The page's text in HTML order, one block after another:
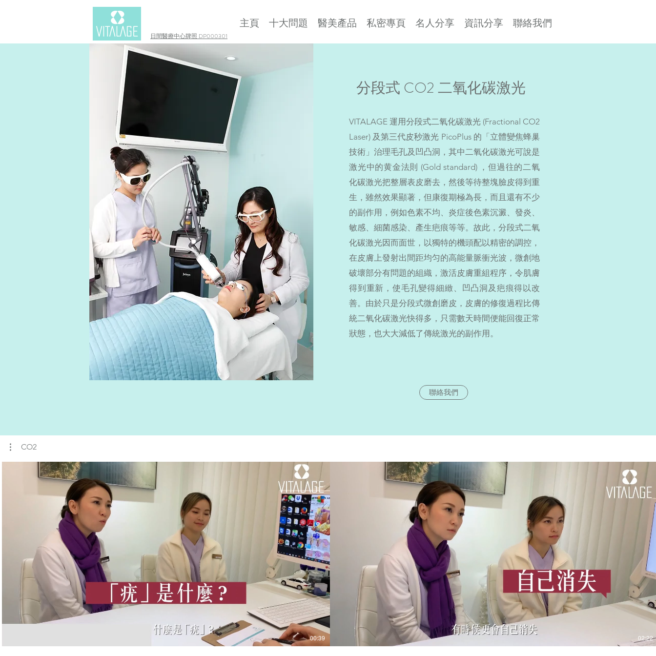
主頁 十大問題 醫美產品 私密專頁 名人分享 資訊分享 聯絡我們
日間醫療中心牌照 DP000301
分段式 CO2 二氧化碳激光
VITALAGE 運用分段式二氧化碳激光 (Fractional CO2
Laser) 及第三代皮秒激光 PicoPlus 的「立體變焦蜂巢
技術」治理毛孔及凹凸洞，其中二氧化碳激光可說是
激光中的黄金法則 (Gold standard) ，但過往的二氧
化碳激光把整層表皮磨去，然後等待整塊臉皮得到重
生，雖然效果顯著，但康復期極為長，而且還有不少
的副作用，例如色素不均、炎症後色素沉澱、發炎、
敏感、細菌感染、產生疤痕等等。故此，分段式二氧
化碳激光因而面世，以獨特的機頭配以精密的調控，
在皮膚上發射出間距均匀的高能量脈衝光波，微創地
破壞部分有問題的組織，激活皮膚重組程序，令肌膚
得到重新，使毛孔變得細緻、凹凸洞及疤痕得以改
善。由於只是分段式微創磨皮，皮膚的修復過程比傳
統二氧化碳激光快得多，只需數天時間便能回復正常
狀態，也大大減低了傳統激光的副作用。
聯絡我們
CO2
播放影片
00:39
播放影片
02:22